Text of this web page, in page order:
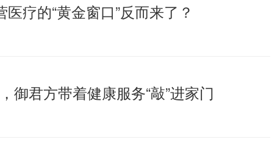
疗的“黄金窗口”反而来了？
御君方带着健康服务“敲”进家门